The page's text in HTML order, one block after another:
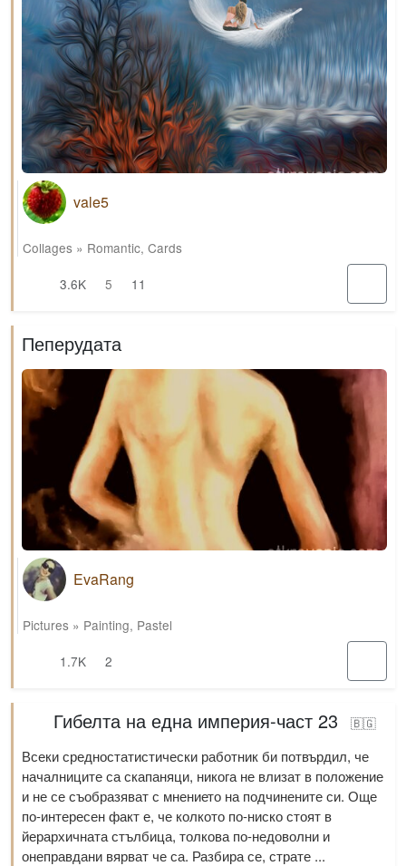
vale5
Collages » Romantic, Cards
3.6K
5 11
Пеперудата
EvaRang
Pictures » Painting, Pastel
1.7K
2
Гибелта на една империя-част 23 🇧🇬
Всеки средностатистически работник би потвърдил, че
началниците са скапаняци, никога не влизат в положение
и не се съобразяват с мнението на подчинените си. Още
по-интересен факт е, че колкото по-ниско стоят в
йерархичната стълбица, толкова по-недоволни и
онеправдани вярват че са. Разбира се, страте ...